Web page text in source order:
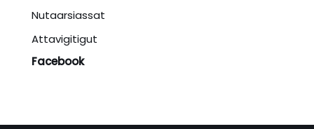
Nutaarsiassat
Attavigitigut
Facebook